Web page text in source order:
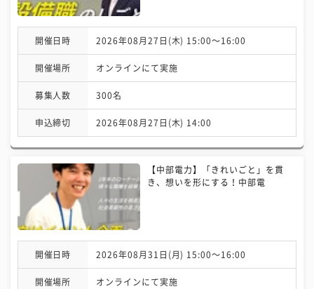
開催日時 2026年08月27日(木) 15:00〜16:00
開催場所 オンラインにて実施
募集人数 300名
申込締切 2026年08月27日(木) 14:00
【中部電力】「きれいごと」を貫
き、想いを形にする！中部電
開催日時 2026年08月31日(月) 15:00〜16:00
開催場所 オンラインにて実施